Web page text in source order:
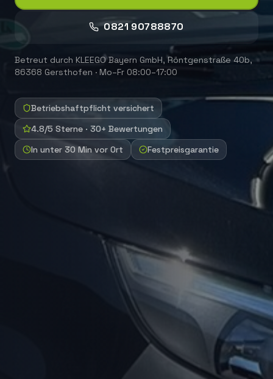
0821 90788870
Betreut durch KLEEGO Bayern GmbH,Röntgenstraße 40b,
86368 Gersthofen · Mo–Fr 08:00–17:00
Betriebshaftpflicht versichert
4.8/5 Sterne · 30+ Bewertungen
In unter 30 Min vor Ort
Festpreisgarantie